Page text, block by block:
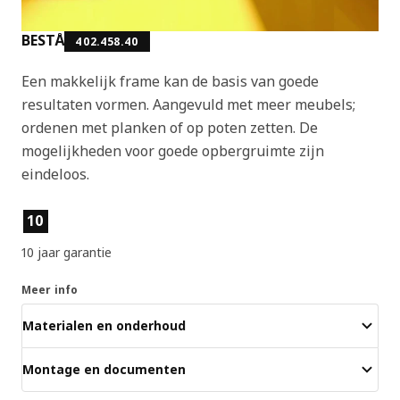
BESTÅ 402.458.40
Een makkelijk frame kan de basis van goede
resultaten vormen. Aangevuld met meer meubels;
ordenen met planken of op poten zetten. De
mogelijkheden voor goede opbergruimte zijn
eindeloos.
Producteigenschappen
10
10 jaar garantie
Meer info
Materialen en onderhoud
Montage en documenten